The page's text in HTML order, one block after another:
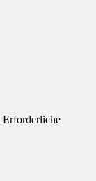
Erforderliche